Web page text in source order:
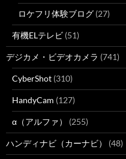
ロケフリ体験ブログ (27)
有機ELテレビ (51)
デジカメ・ビデオカメラ (741)
CyberShot (310)
HandyCam (127)
α（アルファ） (255)
ハンディナビ（カーナビ） (48)